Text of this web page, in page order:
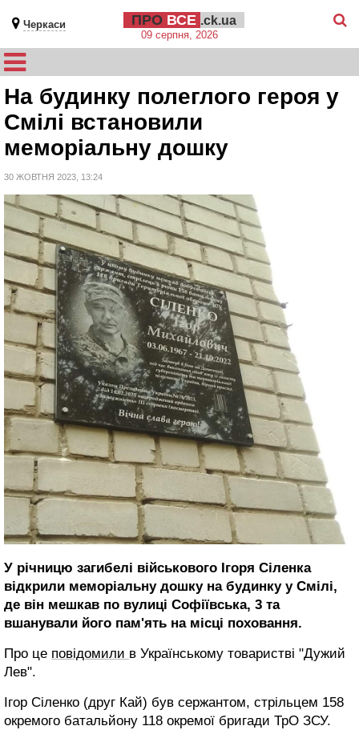
Черкаси ПРО ВСЕ .ck.ua
09 серпня, 2026
На будинку полеглого героя у
Смілі встановили
меморіальну дошку
30 ЖОВТНЯ 2023, 13:24
У річницю загибелі військового Ігоря Сіленка
відкрили меморіальну дошку на будинку у Смілі,
де він мешкав по вулиці Софіївська, 3 та
вшанували його пам'ять на місці поховання.
Про це повідомили в Українському товаристві "Дужий
Лев".
Ігор Сіленко (друг Кай) був сержантом, стрільцем 158
окремого батальйону 118 окремої бригади ТрО ЗСУ.